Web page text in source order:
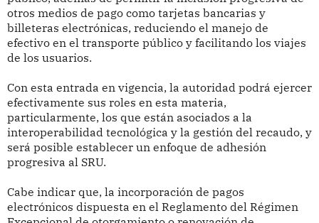
otros medios de pago como tarjetas bancarias y
billeteras electrónicas, reduciendo el manejo de
efectivo en el transporte público y facilitando los viajes
de los usuarios.
Con esta entrada en vigencia, la autoridad podrá ejercer
efectivamente sus roles en esta materia,
particularmente, los que están asociados a la
interoperabilidad tecnológica y la gestión del recaudo, y
será posible establecer un enfoque de adhesión
progresiva al SRU.
Cabe indicar que, la incorporación de pagos
electrónicos dispuesta en el Reglamento del Régimen